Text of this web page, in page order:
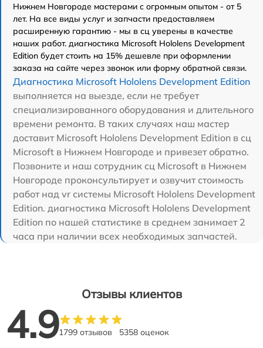
Нижнем Новгороде мастерами с огромным опытом - от 5
лет. На все виды услуг и запчасти предоставляем
расширенную гарантию - мы в сц уверены в качестве
наших работ. диагностика Microsoft Hololens Development
Edition будет стоить на 15% дешевле при оформлении
заказа на сайте через звонок или форму обратной связи.
Диагностика Microsoft Hololens Development Edition
выполняется на выезде, если не требует
специализированного оборудования и длительного
времени ремонта. В таких случаях наш мастер
доставит Microsoft Hololens Development Edition в сц
Microsoft в Нижнем Новгороде и привезет обратно.
Позвоните и наш сотрудник сц Microsoft в Нижнем
Новгороде проконсультирует и озвучит стоимость
работ над vr системы Microsoft Hololens Development
Edition. диагностика Microsoft Hololens Development
Edition по нашей статистике в среднем занимает 2
часа при наличии всех необходимых запчастей.
Отзывы клиентов
4.91799 отзывов 5358 оценок